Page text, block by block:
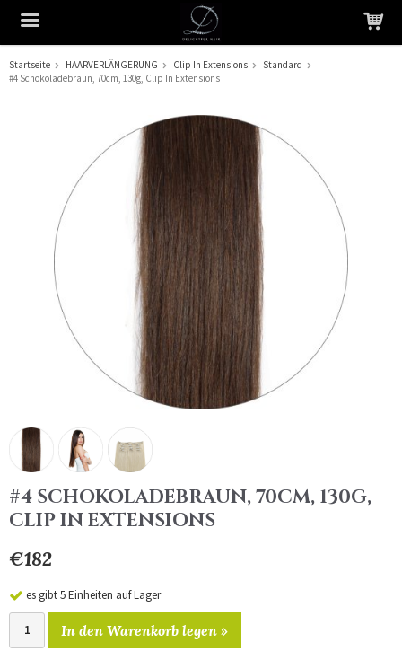
Das Produkt wurde in Ihren Warenkorb gelegt
Startseite HAARVERLÄNGERUNG Clip In Extensions
Standard
#4 Schokoladebraun, 70cm, 130g, Clip In Extensions
#4 SCHOKOLADEBRAUN, 70CM, 130G,
CLIP IN EXTENSIONS
€182
es gibt 5 Einheiten auf Lager
In den Warenkorb legen »